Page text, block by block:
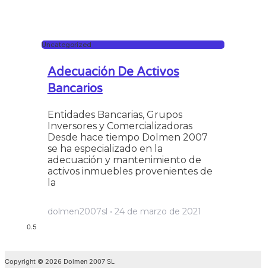
Uncategorized
Adecuación De Activos
Bancarios
Entidades Bancarias, Grupos
Inversores y Comercializadoras
Desde hace tiempo Dolmen 2007
se ha especializado en la
adecuación y mantenimiento de
activos inmuebles provenientes de
la
dolmen2007sl 24 de marzo de 2021
Copyright © 2026 Dolmen 2007 SL